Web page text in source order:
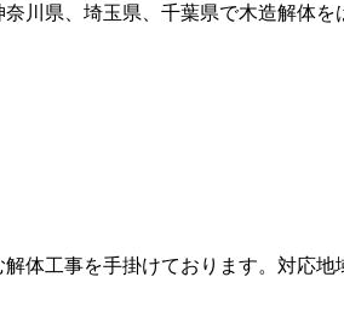
川県、埼玉県、千葉県で木造解体
体工事を手掛けております。対応